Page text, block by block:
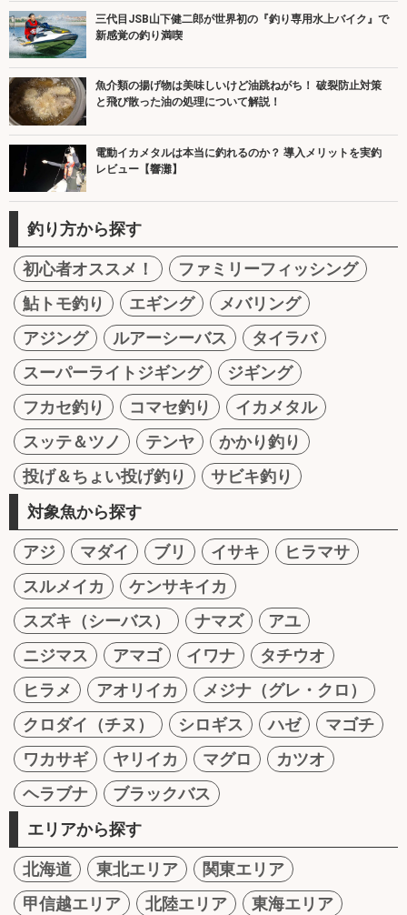
三代目JSB山下健二郎が世界初の『釣り専用水上バイク』で
新感覚の釣り満喫
魚介類の揚げ物は美味しいけど油跳ねがち！ 破裂防止対策
と飛び散った油の処理について解説！
電動イカメタルは本当に釣れるのか？ 導入メリットを実釣
レビュー【響灘】
釣り方から探す
初心者オススメ！
ファミリーフィッシング
鮎トモ釣り
エギング
メバリング
アジング
ルアーシーバス
タイラバ
スーパーライトジギング
ジギング
フカセ釣り
コマセ釣り
イカメタル
スッテ＆ツノ
テンヤ
かかり釣り
投げ＆ちょい投げ釣り
サビキ釣り
対象魚から探す
アジ マダイ ブリ イサキ
ヒラマサ
スルメイカ
ケンサキイカ
スズキ（シーバス）
ナマズ
アユ
ニジマス
アマゴ イワナ
タチウオ
ヒラメ
アオリイカ
メジナ（グレ・クロ）
クロダイ（チヌ）
シロギス ハゼ
マゴチ
ワカサギ
ヤリイカ マグロ
カツオ
ヘラブナ
ブラックバス
エリアから探す
北海道 東北エリア
関東エリア
甲信越エリア
北陸エリア
東海エリア